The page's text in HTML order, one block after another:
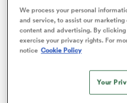
Le Japon, qui s’avance
et précède la Nouvelle-
figure d’adversaire le
l’équipe de France.
We process your personal
and service, to assist our
content and advertising. By
exercise your privacy rights. For
notice Cookie Policy
Your